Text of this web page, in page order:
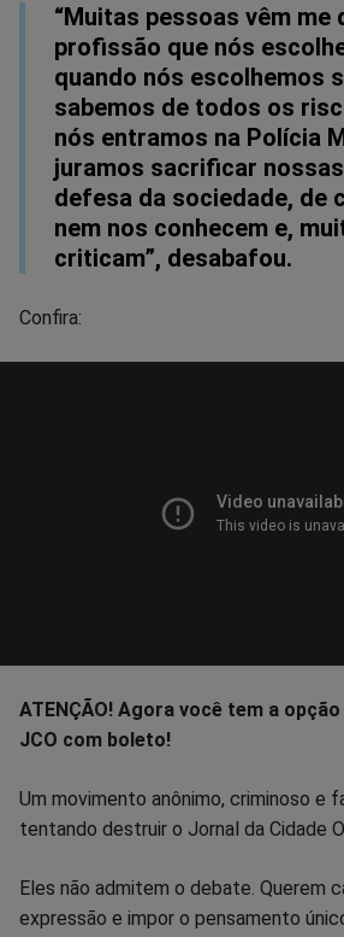
“Muitas pessoas vêm me
profissão que nós
quando nós escolhemos
sabemos de todos os
nós entramos na Polícia
juramos sacrificar
defesa da sociedade, de
nem nos conhecem e,
criticam”, desabafou.
Confira:
ATENÇÃO! Agora você tem a
JCO com boleto!
Um movimento anônimo, criminoso e
tentando destruir o Jornal da Cidade
Eles não admitem o debate. Querem
expressão e impor o pensamento